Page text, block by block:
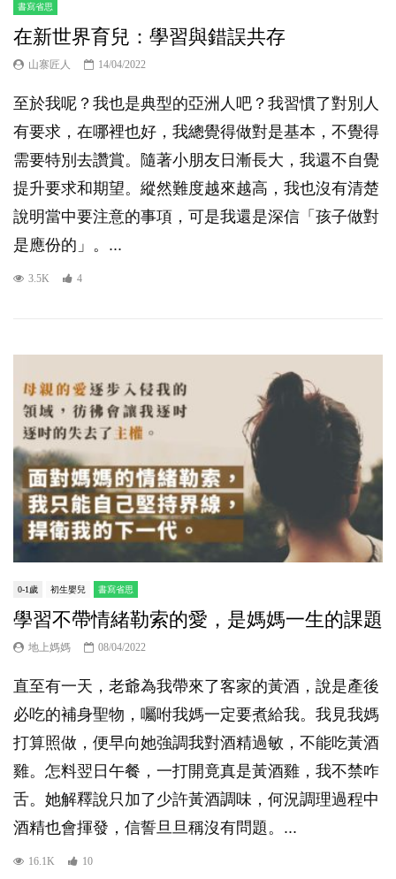
書寫省思
在新世界育兒：學習與錯誤共存
山寨匠人 14/04/2022
至於我呢？我也是典型的亞洲人吧？我習慣了對別人
有要求，在哪裡也好，我總覺得做對是基本，不覺得
需要特別去讚賞。隨著小朋友日漸長大，我還不自覺
提升要求和期望。縱然難度越來越高，我也沒有清楚
說明當中要注意的事項，可是我還是深信「孩子做對
是應份的」。...
3.5K 4
0-1歲 初生嬰兒 書寫省思
學習不帶情緒勒索的愛，是媽媽一生的課題
地上媽媽 08/04/2022
直至有一天，老爺為我帶來了客家的黃酒，說是產後
必吃的補身聖物，囑咐我媽一定要煮給我。我見我媽
打算照做，便早向她強調我對酒精過敏，不能吃黃酒
雞。怎料翌日午餐，一打開竟真是黃酒雞，我不禁咋
舌。她解釋說只加了少許黃酒調味，何況調理過程中
酒精也會揮發，信誓旦旦稱沒有問題。...
16.1K 10